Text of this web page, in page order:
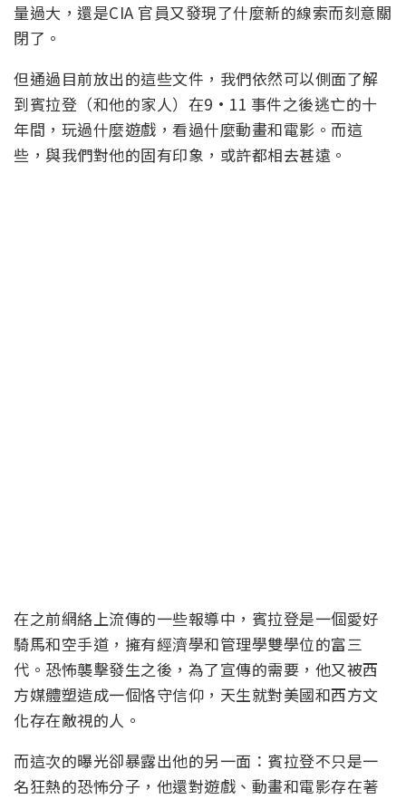
量過大，還是CIA 官員又發現了什麼新的線索而刻意關
閉了。
但通過目前放出的這些文件，我們依然可以側面了解
到賓拉登（和他的家人）在9·11 事件之後逃亡的十
年間，玩過什麼遊戲，看過什麼動畫和電影。而這
些，與我們對他的固有印象，或許都相去甚遠。
在之前網絡上流傳的一些報導中，賓拉登是一個愛好
騎馬和空手道，擁有經濟學和管理學雙學位的富三
代。恐怖襲擊發生之後，為了宣傳的需要，他又被西
方媒體塑造成一個恪守信仰，天生就對美國和西方文
化存在敵視的人。
而這次的曝光卻暴露出他的另一面：賓拉登不只是一
名狂熱的恐怖分子，他還對遊戲、動畫和電影存在著